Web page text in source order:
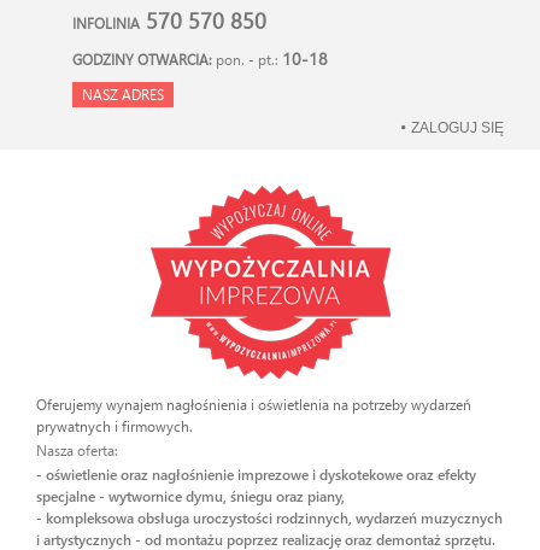
INFOLINIA 570 570 850
GODZINY OTWARCIA: pon. - pt.: 10-18
NASZ ADRES
ZALOGUJ SIĘ
Oferujemy wynajem nagłośnienia i oświetlenia na potrzeby wydarzeń
prywatnych i firmowych.
Nasza oferta:
- oświetlenie oraz nagłośnienie imprezowe i dyskotekowe oraz efekty
specjalne - wytwornice dymu, śniegu oraz piany,
- kompleksowa obsługa uroczystości rodzinnych, wydarzeń muzycznych
i artystycznych - od montażu poprzez realizację oraz demontaż sprzętu.